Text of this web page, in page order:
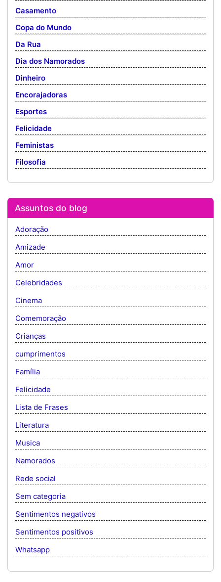
Casamento
Copa do Mundo
Da Rua
Dia dos Namorados
Dinheiro
Encorajadoras
Esportes
Felicidade
Feministas
Filosofia
Assuntos do blog
Adoração
Amizade
Amor
Celebridades
Cinema
Comemoração
Crianças
cumprimentos
Família
Felicidade
Lista de Frases
Literatura
Musica
Namorados
Rede social
Sem categoria
Sentimentos negativos
Sentimentos positivos
Whatsapp